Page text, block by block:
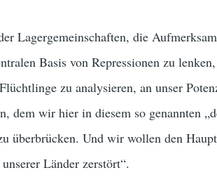
Lagergemeinschaften, die
Basis von Repressionen zu
zu analysieren, an unser
dem wir hier in diesem so genannten
überbrücken. Und wir wollen den
Länder zerstört“.